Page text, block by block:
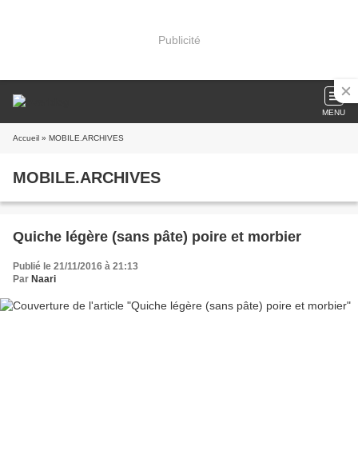
Publicité
MENU
Accueil » MOBILE.ARCHIVES
MOBILE.ARCHIVES
Quiche légère (sans pâte) poire et morbier
Publié le 21/11/2016 à 21:13
Par Naari